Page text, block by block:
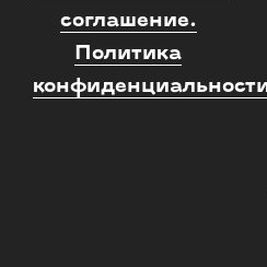
соглашение.
Политика